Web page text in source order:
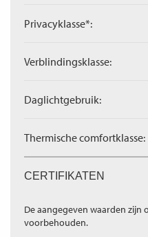
Privacyklasse*:
Verblindingsklasse:
Daglichtgebruik:
Thermische comfortklasse:
CERTIFIKATEN
De aangegeven waarden zijn
voorbehouden.